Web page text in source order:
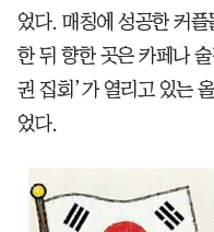
었다. 매칭에 성공한 커
한 뒤 향한 곳은 카페나
권 집회’가 열리고 있는
었다.